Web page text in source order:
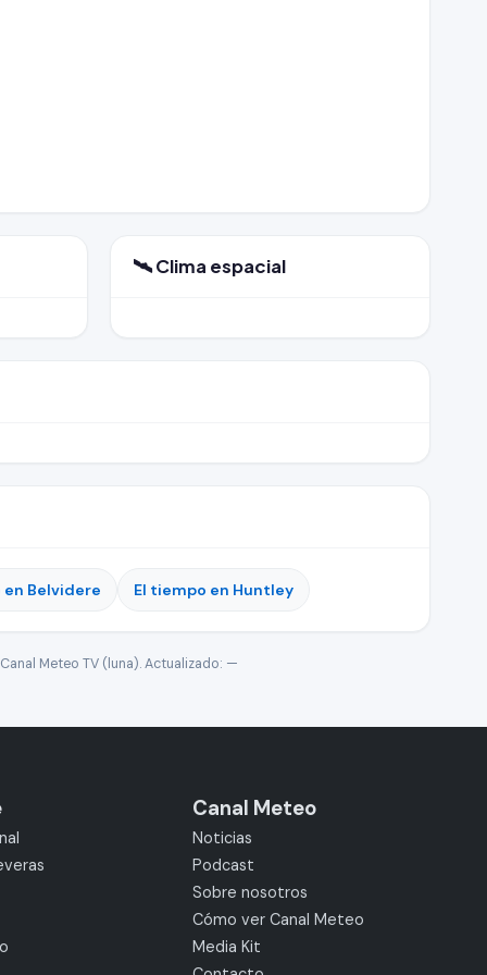
🛰️ Clima espacial
en Belvidere El tiempo en Huntley
Meteo TV (luna). Actualizado: —
Canal Meteo
Noticias
Podcast
Sobre nosotros
Cómo ver Canal Meteo
Media Kit